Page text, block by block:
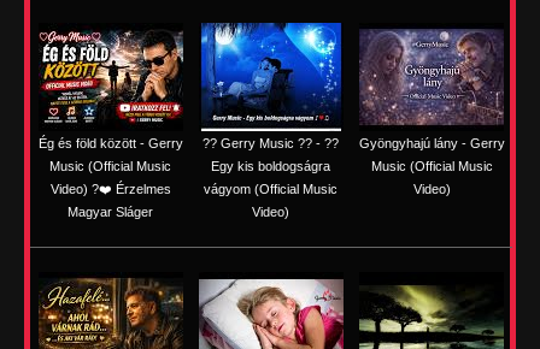
Ég és föld között - Gerry
Music (Official Music
Video) ?❤️ Érzelmes
Magyar Sláger
?? Gerry Music ?? - ??
Egy kis boldogságra
vágyom (Official Music
Video)
Gyöngyhajú lány - Gerry
Music (Official Music
Video)